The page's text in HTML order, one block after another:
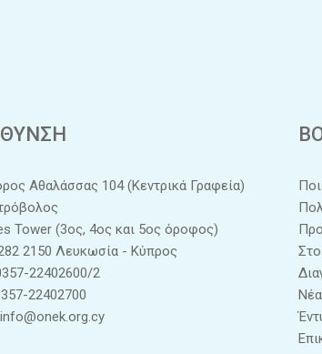
Αθαλάσσας 104 (Κεντρικά Γραφεία)
Tower (3ος, 4ος και 5ος όροφος)
2150 Λευκωσία - Κύπρος
22402600/2
22402700
info@onek.org.cy